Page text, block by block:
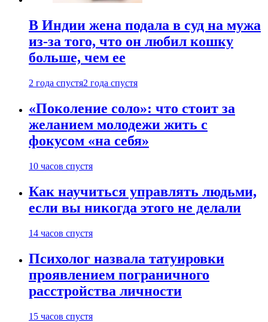
В Индии жена подала в суд на мужа
из-за того, что он любил кошку
больше, чем ее
2 года спустя2 года спустя
«Поколение соло»: что стоит за
желанием молодежи жить с
фокусом «на себя»
10 часов спустя
Как научиться управлять людьми,
если вы никогда этого не делали
14 часов спустя
Психолог назвала татуировки
проявлением пограничного
расстройства личности
15 часов спустя